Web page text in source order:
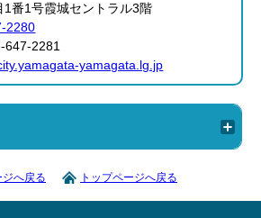
1番1号霞城セントラル3階
2280
647-2281
yamagata.lg.jp
へ戻る トップページへ戻る